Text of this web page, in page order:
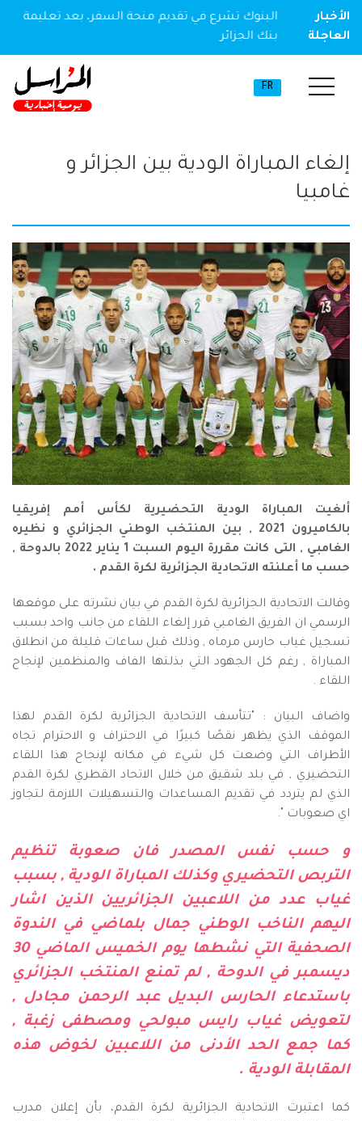
الأخبار
العاجلة
مخدر
البنوك تشرع في تقديم منحة السفر، بعد تعليمة
بنك الجزائر
FR
إلغاء المباراة الودية بين الجزائر و
غامبيا
ألغيت المباراة الودية التحضيرية لكأس أمم إفريقيا
بالكاميرون 2021 , بين المنتخب الوطني الجزائري و نظيره
الغامبي , التى كانت مقررة اليوم السبت 1 يناير 2022 بالدوحة ,
حسب ما أعلنته الاتحادية الجزائرية لكرة القدم .
وقالت الاتحادية الجزائرية لكرة القدم في بيان نشرته على موقعها
الرسمي ان الفريق الغامبي قرر إلغاء اللقاء من جانب واحد بسبب
تسجيل غياب حارس مرماه , وذلك قبل ساعات قليلة من انطلاق
المباراة , رغم كل الجهود التي بذلتها الفاف والمنظمين لإنجاح
اللقاء .
واضاف البيان : "تتأسف الاتحادية الجزائرية لكرة القدم لهذا
الموقف الذي يظهر نقصًا كبيرًا في الاحتراف و الاحترام تجاه
الأطراف التي وضعت كل شيء في مكانه لإنجاح هذا اللقاء
التحضيري , في بلد شقيق من خلال الاتحاد القطري لكرة القدم
الذي لم يتردد في تقديم المساعدات والتسهيلات اللازمة لتجاوز
اي صعوبات ".
و حسب نفس المصدر فان صعوبة تنظيم
التربص التحضيري وكذلك المباراة الودية , بسبب
غياب عدد من اللاعبين الجزائريين الذين اشار
اليهم الناخب الوطني جمال بلماضي في الندوة
الصحفية التي نشطها يوم الخميس الماضي 30
ديسمبر في الدوحة , لم تمنع المنتخب الجزائري
باستدعاء الحارس البديل عبد الرحمن مجادل ,
لتعويض غياب رايس مبولحي ومصطفى زغبة ,
كما جمع الحد الأدنى من اللاعبين لخوض هذه
المقابلة الودية .
كما اعتبرت الاتحادية الجزائرية لكرة القدم، بأن إعلان مدرب